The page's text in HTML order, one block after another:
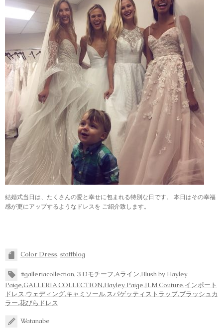
結婚式当日は、たくさんの愛と幸せに包まれる特別な日です。 本日はその幸福
感が更にアップするようなドレスを ご紹介致します。
Color Dress, staffblog
#galleriacollection, ３Dモチーフ,Aライン,Blush by Hayley
Paige,GALLERIA COLLECTION,Hayley Paige,JLM Couture,インポート
ドレス,ウェディング,キャミソール,スパゲッティストラップ,ブラッシュカ
ラー,花びらドレス
Watanabe